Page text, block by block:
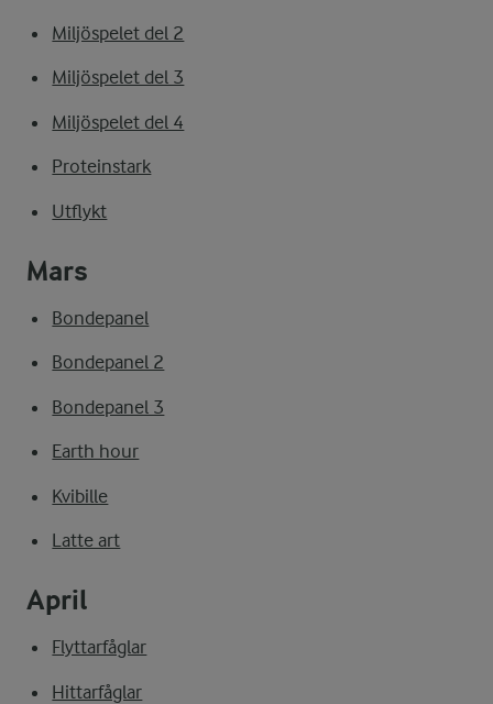
Miljöspelet del 2
Miljöspelet del 3
Miljöspelet del 4
Proteinstark
Utflykt
Mars
Bondepanel
Bondepanel 2
Bondepanel 3
Earth hour
Kvibille
Latte art
April
Flyttarfåglar
Hittarfåglar